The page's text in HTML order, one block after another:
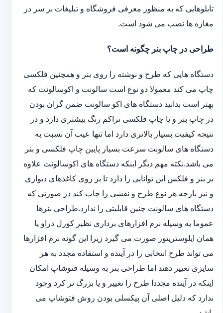
تابلوهایی که به منظور معرفی فروشگاه و تبلیغات بر سر در
مغازه ها نصب می شود است.
طراحی در چاپ بنر چگونه است؟
دستگاه هایی که طرح و نوشته را روی بنر و همچنین فلکسی
چاپ می کند معمولا دو نوع است سالونت و اکوسالونت که
بهتر است بدانید دستگاه های اکو سالونت ضمن گران بودن
در چاپ بنر و یا چاپ فلکسی تراکم رنگ بیشتری دارد و در
نتیجه کیفیت بسیار بالاتری دارد اما تنها عیب آن نسبت به
دستگاه های سالونت سرعت بسیار پایین چاپ فلکسی و بنر
می باشد.نکته مهم دیگر اینکه دستگاه های اکوسالونت علاوه
بر بنر و فلکس این توانایی را دارد تا بر روی کاغذهای دیواری
و نیز پارچه هر نوع طرح و نقشی را چاپ کند در صورتی که
دستگاه های سالونت چنین قابلیتی را ندارد.طراحی بنرها
عموما به وسیله نرم افزارهای برداری نظیر کورل دراو یا
همان ایلوستریتور صورت می گیرد زیرا این گونه نرم افزارها
می تواند طرح انتخابی را در آینده و استفاده مجدد به هر
سایزی تغییر دهند اما طراحی بنر به وسیله فتوشاپ امکان
اینکه در آینده مجددا طرح را تغییر و یا بزرگ تر کرد وجود
ندارد که دلیل اصلی آن پیکسلی بودن روش فتوشاپ می